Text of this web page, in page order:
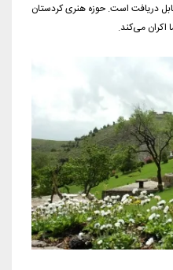
دریافت است. حوزه هنری کردستان